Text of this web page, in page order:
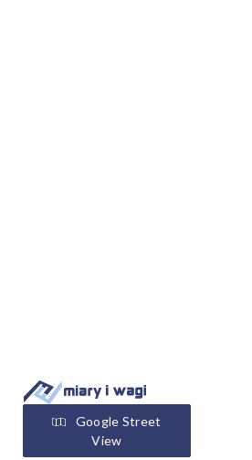
Google Street
View